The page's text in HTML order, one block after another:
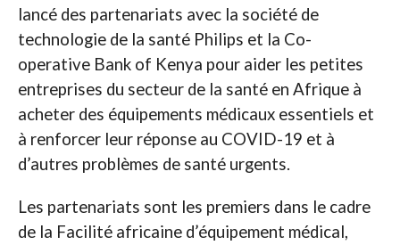
lancé des partenariats avec la société de
technologie de la santé Philips et la Co-
operative Bank of Kenya pour aider les petites
entreprises du secteur de la santé en Afrique à
acheter des équipements médicaux essentiels et
à renforcer leur réponse au COVID-19 et à
d’autres problèmes de santé urgents.
Les partenariats sont les premiers dans le cadre
de la Facilité africaine d’équipement médical,